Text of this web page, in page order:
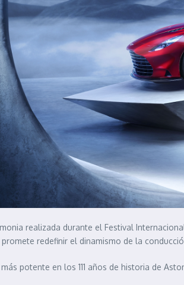
realizada durante el Festival
redefinir el dinamismo de la
potente en los 111 años de historia de